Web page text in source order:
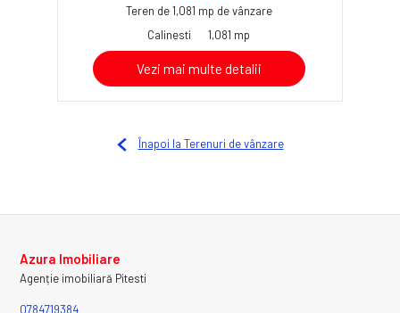
Teren de 1,081 mp de vânzare
Calinesti
1,081 mp
Vezi mai multe detalii
Înapoi la Terenuri de vânzare
Azura Imobiliare
Agenție imobiliară Pitesti
0784719384